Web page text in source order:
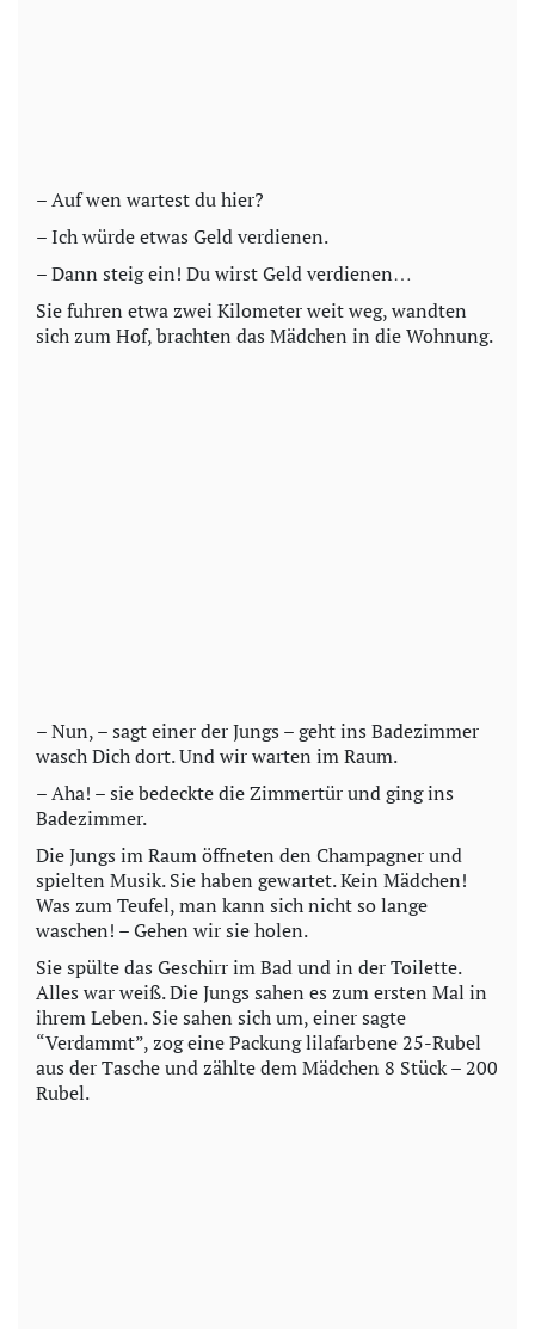
– Auf wen wartest du hier?
– Ich würde etwas Geld verdienen.
– Dann steig ein! Du wirst Geld verdienen…
Sie fuhren etwa zwei Kilometer weit weg, wandten
sich zum Hof, brachten das Mädchen in die Wohnung.
– Nun, – sagt einer der Jungs – geht ins Badezimmer
wasch Dich dort. Und wir warten im Raum.
– Aha! – sie bedeckte die Zimmertür und ging ins
Badezimmer.
Die Jungs im Raum öffneten den Champagner und
spielten Musik. Sie haben gewartet. Kein Mädchen!
Was zum Teufel, man kann sich nicht so lange
waschen! – Gehen wir sie holen.
Sie spülte das Geschirr im Bad und in der Toilette.
Alles war weiß. Die Jungs sahen es zum ersten Mal in
ihrem Leben. Sie sahen sich um, einer sagte
“Verdammt”, zog eine Packung lilafarbene 25-Rubel
aus der Tasche und zählte dem Mädchen 8 Stück – 200
Rubel.